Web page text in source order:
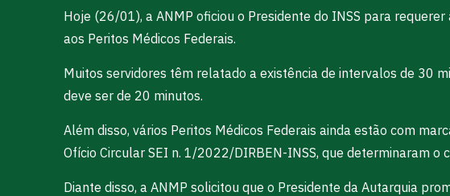
Hoje (26/01), a ANMP oficiou o Presidente do INSS para
aos Peritos Médicos Federais.
Muitos servidores têm relatado a existência de intervalos de 30
deve ser de 20 minutos.
Além disso, vários Peritos Médicos Federais ainda estão com
Ofício Circular SEI n. 1/2022/DIRBEN-INSS, que determinaram
Diante disso, a ANMP solicitou que o Presidente da Autarquia